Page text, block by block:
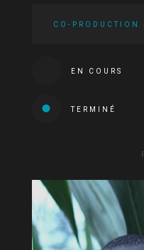
CO-PRODUCTION
EN COURS
TERMINÉ